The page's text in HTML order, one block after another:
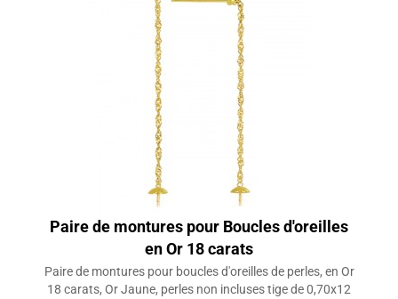
Paire de montures pour Boucles d'oreilles
en Or 18 carats
Paire de montures pour boucles d'oreilles de perles, en Or
18 carats, Or Jaune, perles non incluses tige de 0,70x12